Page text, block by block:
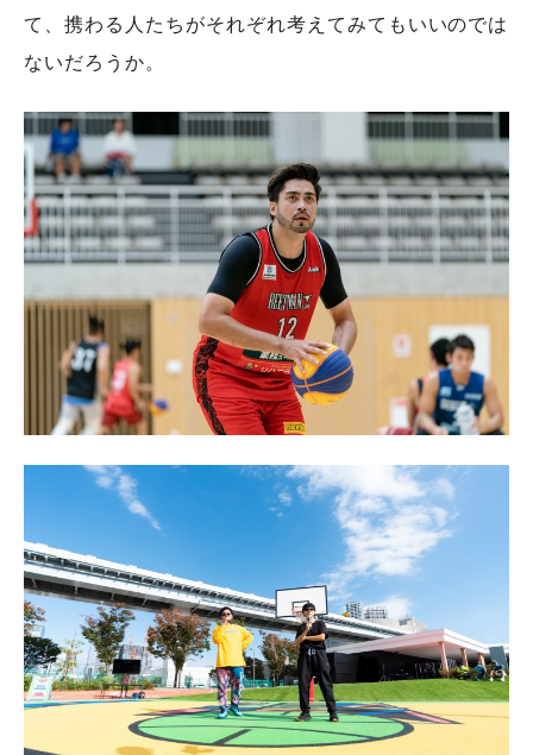
て、携わる人たちがそれぞれ考えてみてもいいのでは
ないだろうか。